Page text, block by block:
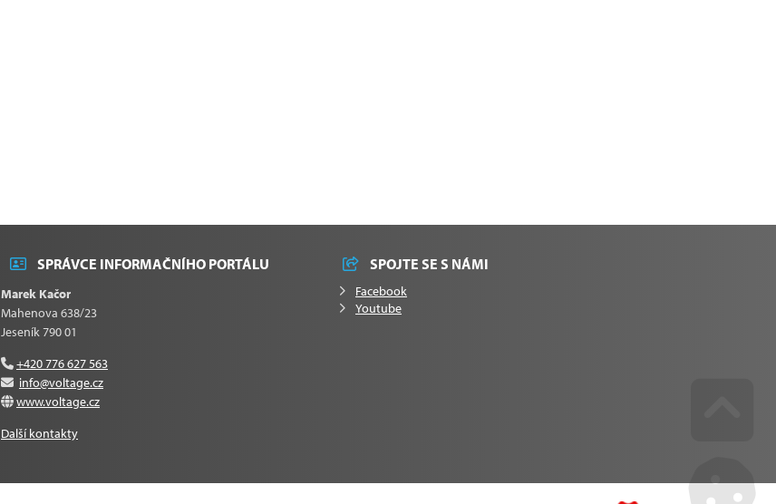
SPRÁVCE INFORMAČNÍHO PORTÁLU
Marek Kačor
Mahenova 638/23
Jeseník 790 01
+420 776 627 563
info@voltage.cz
www.voltage.cz
Další kontakty
SPOJTE SE S NÁMI
Facebook
Youtube